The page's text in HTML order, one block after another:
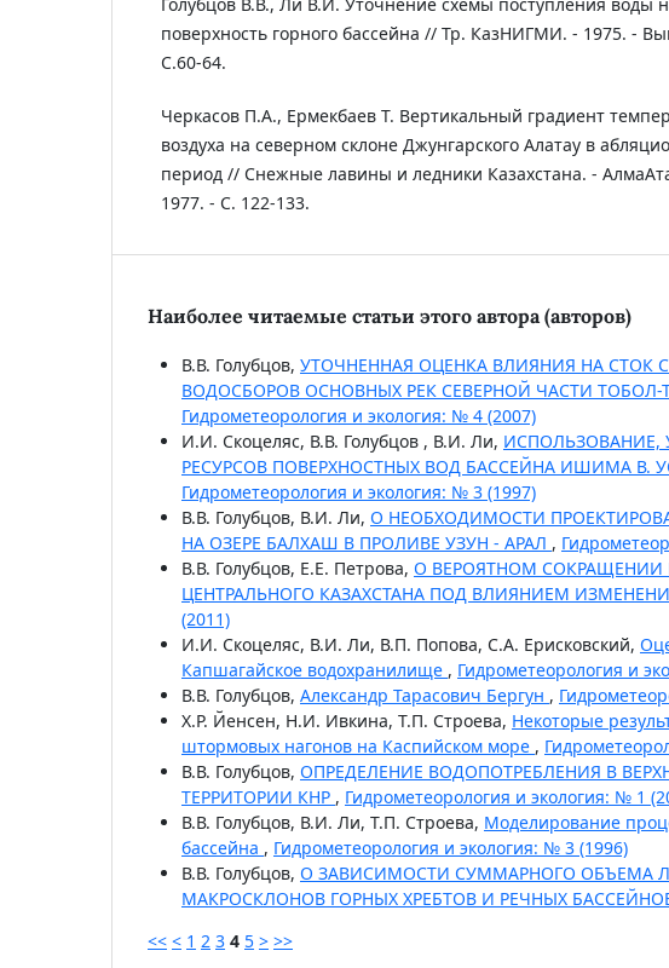
поверхность горного бассейна // Тр. КазНИГМИ. - 1975. -
С.60-64.
Черкасов П.А., Ермекбаев Т. Вертикальный градиент
воздуха на северном склоне Джунгарского Алатау в
период // Снежные лавины и ледники Казахстана. -
1977. - С. 122-133.
Наиболее читаемые статьи этого автора (авторов)
В.В. Голубцов, УТОЧНЕННАЯ ОЦЕНКА ВЛИЯНИЯ НА СТОК
ВОДОСБОРОВ ОСНОВНЫХ РЕК СЕВЕРНОЙ ЧАСТИ
Гидрометеорология и экология: № 4 (2007)
И.И. Скоцеляс, В.В. Голубцов , В.И. Ли,
РЕСУРСОВ ПОВЕРХНОСТНЫХ ВОД БАССЕЙНА ИШИМА
Гидрометеорология и экология: № 3 (1997)
В.В. Голубцов, В.И. Ли, О НЕОБХОДИМОСТИ
НА ОЗЕРЕ БАЛХАШ В ПРОЛИВЕ УЗУН - АРАЛ ,
В.В. Голубцов, Е.Е. Петрова, О ВЕРОЯТНОМ СОКРАЩЕНИИ
ЦЕНТРАЛЬНОГО КАЗАХСТАНА ПОД ВЛИЯНИЕМ
(2011)
И.И. Скоцеляс, В.И. Ли, В.П. Попова, С.А. Ерисковский,
Капшагайское водохранилище , Гидрометеорология и
В.В. Голубцов, Александр Тарасович Бергун ,
Х.Р. Йенсен, Н.И. Ивкина, Т.П. Строева, Некоторые
штормовых нагонов на Каспийском море ,
В.В. Голубцов, ОПРЕДЕЛЕНИЕ ВОДОПОТРЕБЛЕНИЯ В
ТЕРРИТОРИИ КНР , Гидрометеорология и экология: № 1
В.В. Голубцов, В.И. Ли, Т.П. Строева, Моделирование
бассейна , Гидрометеорология и экология: № 3 (1996)
В.В. Голубцов, О ЗАВИСИМОСТИ СУММАРНОГО ОБЪЕМА
МАКРОСКЛОНОВ ГОРНЫХ ХРЕБТОВ И РЕЧНЫХ
<< < 1 2 3 4 5 > >>